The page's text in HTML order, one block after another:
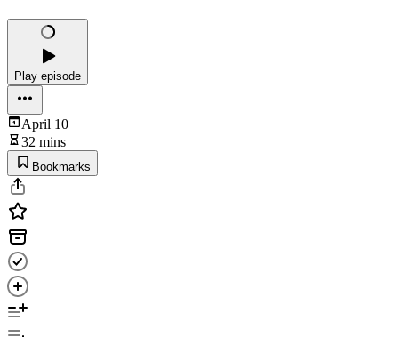
Play episode
April 10
32 mins
Bookmarks